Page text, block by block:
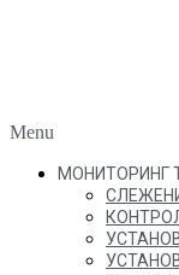
Menu
МОНИТОРИНГ